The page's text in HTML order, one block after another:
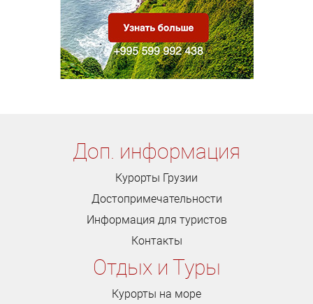
Доп. информация
Курорты Грузии
Достопримечательности
Информация для туристов
Контакты
Отдых и Туры
Курорты на море